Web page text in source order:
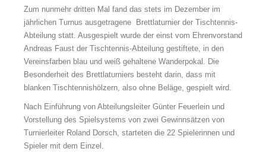
Zum nunmehr dritten Mal fand das stets im Dezember im
jährlichen Turnus ausgetragene Brettlaturnier der Tischtennis-
Abteilung statt. Ausgespielt wurde der einst vom Ehrenvorstand
Andreas Faust der Tischtennis-Abteilung gestiftete, in den
Vereinsfarben blau und weiß gehaltene Wanderpokal. Die
Besonderheit des Brettlaturniers besteht darin, dass mit
blanken Tischtennishölzern, also ohne Beläge, gespielt wird.
Nach Einführung von Abteilungsleiter Günter Feuerlein und
Vorstellung des Spielsystems von zwei Gewinnsätzen von
Turnierleiter Roland Dorsch, starteten die 22 Spielerinnen und
Spieler mit dem Einzel.